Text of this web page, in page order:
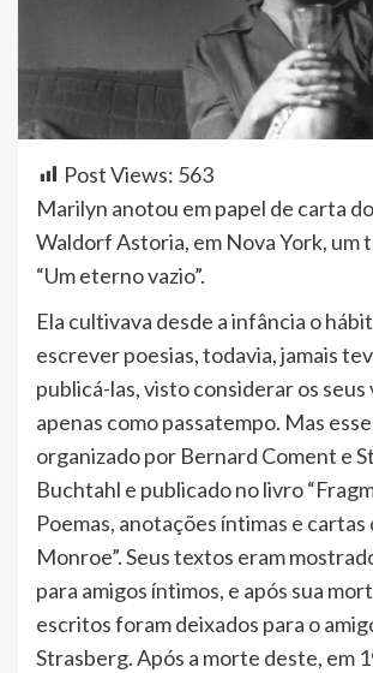
Post Views: 563
Marilyn anotou em papel de carta
Waldorf Astoria, em Nova York, um
“Um eterno vazio”.
Ela cultivava desde a infância o
escrever poesias, todavia, jamais
publicá-las, visto considerar os seus
apenas como passatempo. Mas
organizado por Bernard Coment e
Buchtahl e publicado no livro
Poemas, anotações íntimas e
Monroe”. Seus textos eram
para amigos íntimos, e após sua
escritos foram deixados para o
Strasberg. Após a morte deste, em